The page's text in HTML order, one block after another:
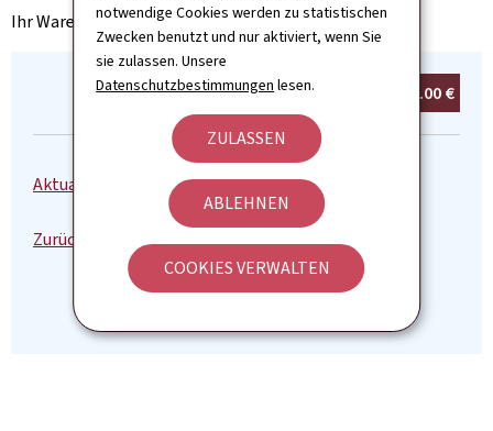
notwendige Cookies werden zu statistischen
Zwecken benutzt und nur aktiviert, wenn Sie
sie zulassen. Unsere
Datenschutzbestimmungen lesen.
ZULASSEN
ABLEHNEN
COOKIES VERWALTEN
Ihr Warenkorb ist leer
Summe:0 0.00 €